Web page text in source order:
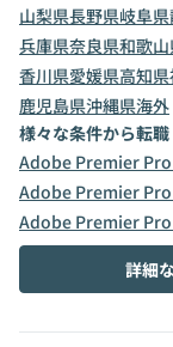
山梨県長野県岐阜県
兵庫県奈良県和歌
香川県愛媛県高知県
鹿児島県沖縄県海外
様々な条件から転
Adobe Premier
Adobe Premier
Adobe Premier
詳細